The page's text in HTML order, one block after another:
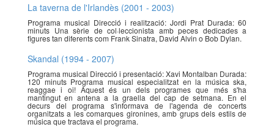
La taverna de l'Irlandès (2001 - 2003)
Programa musical Direcció i realització: Jordi Prat Durada: 60
minuts Una sèrie de col·leccionista amb peces dedicades a
figures tan diferents com Frank Sinatra, David Alvin o Bob Dylan.
Skandal (1994 - 2007)
Programa musical Direcció i presentació: Xavi Montalban Durada:
120 minuts Programa musical especialitzat en la música ska,
reaggae i oi! Aquest és un dels programes que més s'ha
mantingut en antena a la graella del cap de setmana. En el
decurs del programa s'informava de l'agenda de concerts
organitzats a les comarques gironines, amb grups dels estils de
música que tractava el programa.